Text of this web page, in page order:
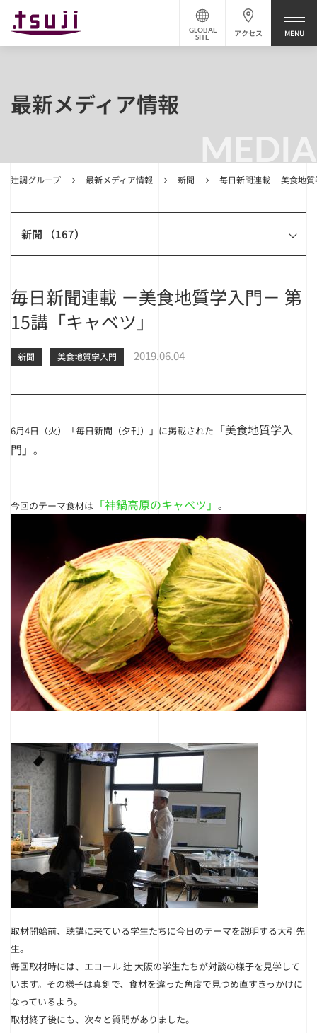
アクセス
GLOBAL
SITE
MEDIA
辻調グループ 最新メディア情報 新聞 毎日新聞連載 －美食地
最新メディア情報
新聞 （167）
毎日新聞連載 －美食地質学入門－ 第
15講「キャベツ」
新聞 美食地質学入門 2019.06.04
6月4日（火）「毎日新聞（夕刊）」に掲載された 「美食地質学入
門」 。
今回のテーマ食材は 「神鍋高原のキャベツ」 。
取材開始前、聴講に来ている学生たちに今日のテーマを説明する大引先
生。
毎回取材時には、エコール 辻 大阪の学生たちが対談の様子を見学して
います。その様子は真剣で、食材を違った角度で見つめ直すきっかけに
なっているよう。
取材終了後にも、次々と質問がありました。